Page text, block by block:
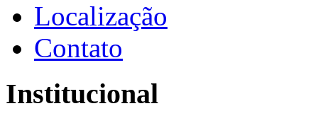
Localização
Contato
Institucional